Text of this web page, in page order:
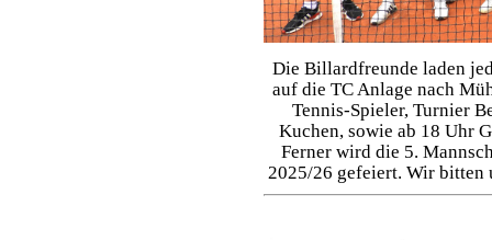
Die Billardfreunde laden
auf die TC Anlage nach
Tennis-Spieler, Turnier
Kuchen, sowie ab 18 Uhr
Ferner wird die 5.
2025/26 gefeiert. Wir